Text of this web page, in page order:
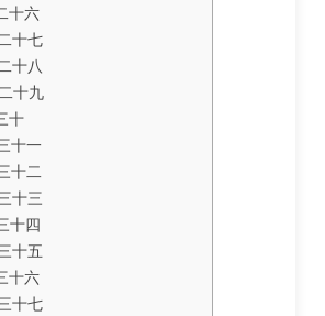
十六
十七
十八
十九
十
十一
十二
十三
十四
十五
十六
十七